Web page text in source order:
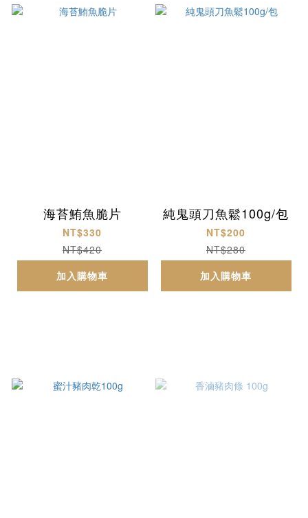
海苔鮪魚脆片
NT$330
NT$420
加入購物車
純鬼頭刀魚鬆100g/包
NT$200
NT$280
加入購物車